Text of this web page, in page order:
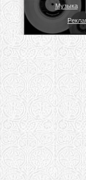
Музыка